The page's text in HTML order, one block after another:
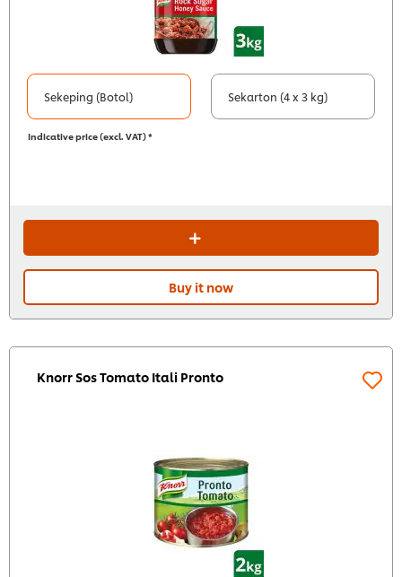
Sekeping (Botol) Sekarton (4 x 3 kg)
Indicative price (excl. VAT) *
Buy it now
Knorr Sos Tomato Itali Pronto